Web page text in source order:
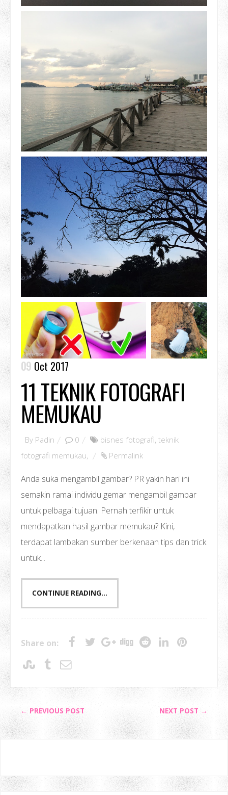
09 Oct 2017
11 TEKNIK FOTOGRAFI
MEMUKAU
By Padin 0 bisnes fotografi, teknik
fotografi memukau, Permalink
Anda suka mengambil gambar? PR yakin hari ini
semakin ramai individu gemar mengambil gambar
untuk pelbagai tujuan. Pernah terfikir untuk
mendapatkan hasil gambar memukau? Kini,
terdapat lambakan sumber berkenaan tips dan trick
untuk...
CONTINUE READING...
Share on:
← PREVIOUS POST NEXT POST →